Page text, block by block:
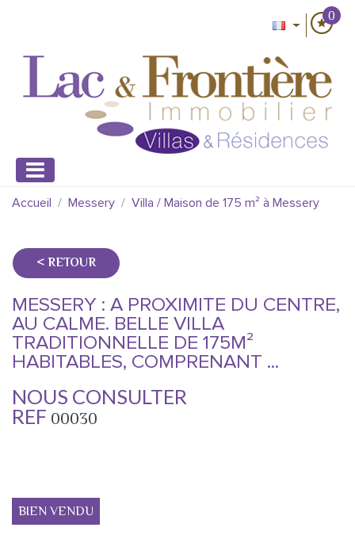
0
Accueil Messery Villa / Maison de 175 m² à Messery
< RETOUR
MESSERY : A PROXIMITE DU CENTRE,
AU CALME. BELLE VILLA
TRADITIONNELLE DE 175M²
HABITABLES, COMPRENANT ...
NOUS CONSULTER
REF 00030
BIEN VENDU